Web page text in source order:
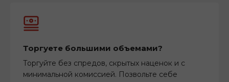
Торгуете большими объемами?
Торгуйте без спредов, скрытых наценок и с
минимальной комиссией. Позвольте себе